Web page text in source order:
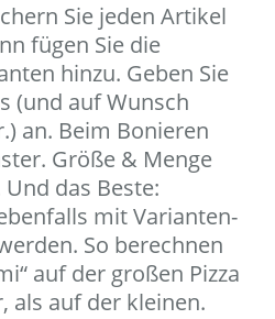
Sie jeden Artikel
fügen Sie die
hinzu. Geben Sie
(und auf Wunsch
an. Beim Bonieren
Größe & Menge
das Beste:
mit Varianten-
So berechnen
auf der großen Pizza
als auf der kleinen.